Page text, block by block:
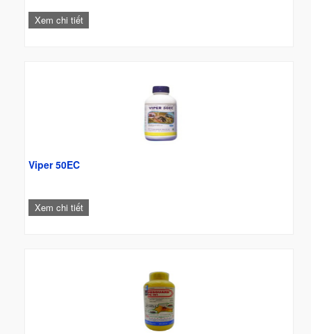
Xem chi tiết
Viper 50EC
Xem chi tiết